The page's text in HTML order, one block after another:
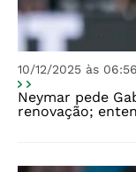
10/12/2025 às 06:56
Neymar pede
renovação;